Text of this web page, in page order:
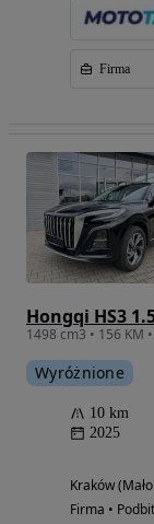
Firma
Hongqi HS3
1498 cm3 • 156 KM
Wyróżnione
10 km
2025
Kraków
Firma •